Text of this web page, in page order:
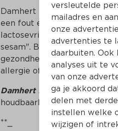
Damhert BV waarschuwt
een fout etiket aan de
lactosevrij zijn, maar op de
sesam". Bij mensen met
gezondheidsproblemen
allergie of -intolerantie heeft.
Damhert Mix Choco
houdbaarheidsdatum **01-
**_
versleutelde
mailadres en
onze
advertenties te
daarbuiten. Ook
analyses uit te
van onze
ga je akkoord
delen met
instellen welke
wijzigen of